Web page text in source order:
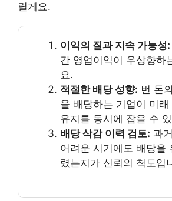
릴게요.
이익의 질과 지속 가능성:
간 영업이익이 우상향하
요.
적절한 배당 성향: 번 돈
을 배당하는 기업이 미
유지를 동시에 잡을 수
배당 삭감 이력 검토: 과
어려운 시기에도 배당을
렸는지가 신뢰의 척도입